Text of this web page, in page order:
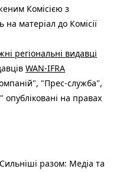
Комісією з
матеріал до Комісії
регіональні видавці
WAN-IFRA
"Прес-служба",
на правах
разом: Медіа та